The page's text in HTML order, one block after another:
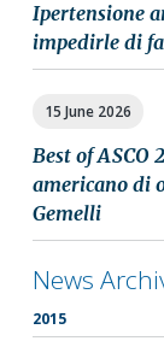
Ipertensione
impedirle di
15 June 2026
Best of ASCO
americano di
Gemelli
News
2015